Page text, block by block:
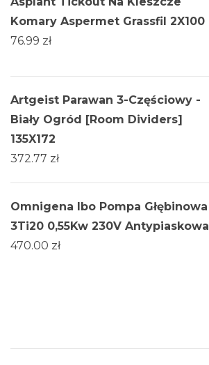
Komary Aspermet Grassfil 2X100
76.99 zł
Artgeist Parawan 3-Częściowy -
Biały Ogród [Room Dividers]
135X172
372.77 zł
Omnigena Ibo Pompa Głębinowa
3Ti20 0,55Kw 230V Antypiaskowa
470.00 zł